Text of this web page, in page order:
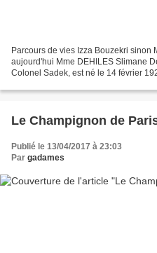
Parcours de vies Izza Bouzekri sinon
aujourd'hui Mme DEHILES Slimane
Colonel Sadek, est né le 14 février
Le Champignon de
Publié le 13/04/2017 à 23:03
Par gadames